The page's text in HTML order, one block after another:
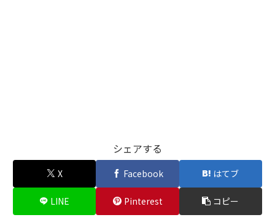
シェアする
X Facebook はてブ
LINE Pinterest コピー